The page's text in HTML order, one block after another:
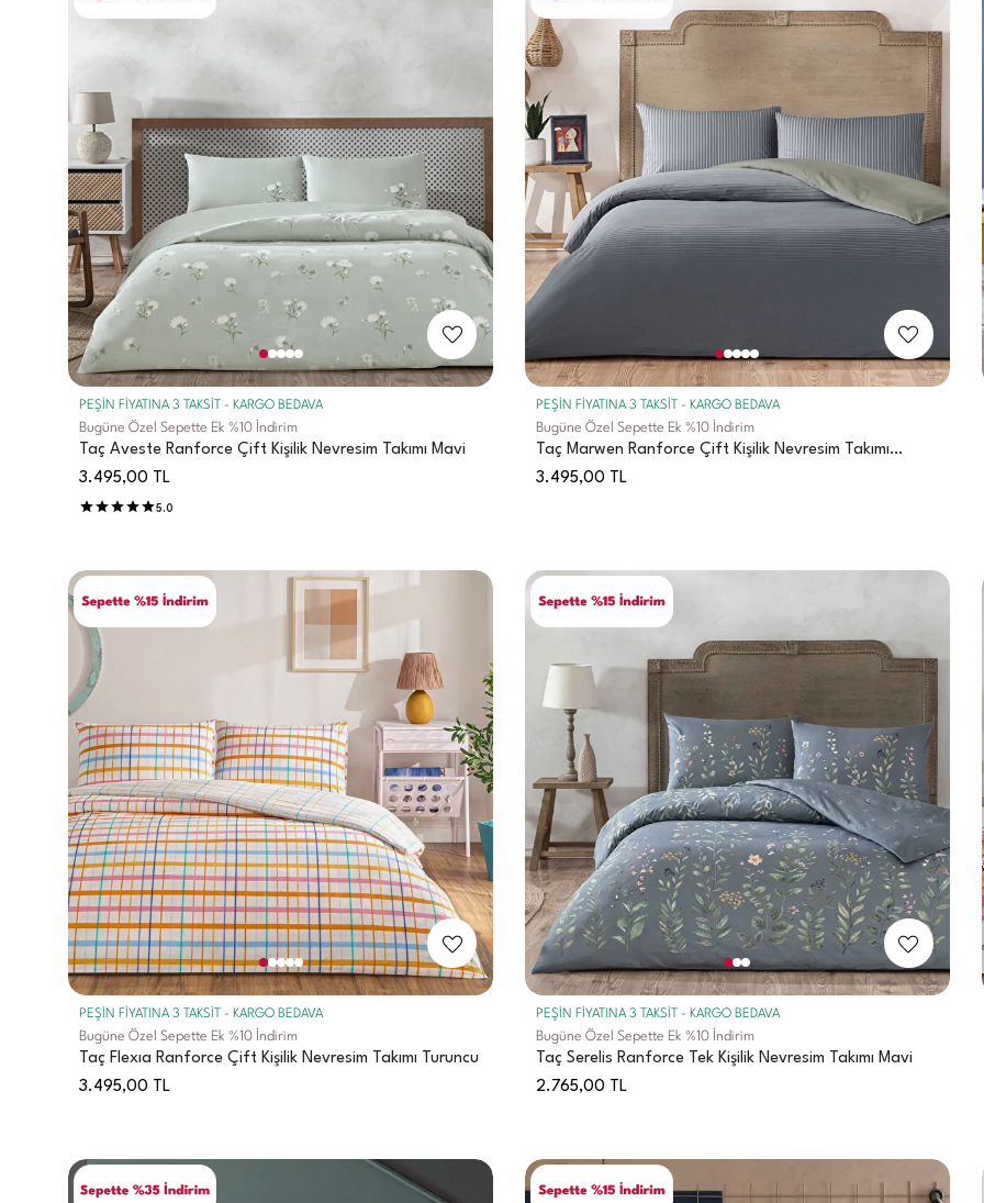
PEŞİN FİYATINA 3 TAKSİT - KARGO BEDAVA
Bugüne Özel Sepette Ek %10 İndirim
Taç Aveste Ranforce Çift Kişilik Nevresim Takımı Mavi
3.495,00 TL
5.0
PEŞİN FİYATINA 3 TAKSİT - KARGO BEDAVA
Bugüne Özel Sepette Ek %10 İndirim
Taç Marwen Ranforce Çift Kişilik Nevresim Takımı
Lacivert
3.495,00 TL
PEŞİN FİYATINA 3 TAKSİT - KARGO BEDAVA
Bugüne Özel Sepette Ek %10 İndirim
Taç Flexıa Ranforce Çift Kişilik Nevresim Takımı Turuncu
3.495,00 TL
PEŞİN FİYATINA 3 TAKSİT - KARGO BEDAVA
Bugüne Özel Sepette Ek %10 İndirim
Taç Serelis Ranforce Tek Kişilik Nevresim Takımı Mavi
2.765,00 TL